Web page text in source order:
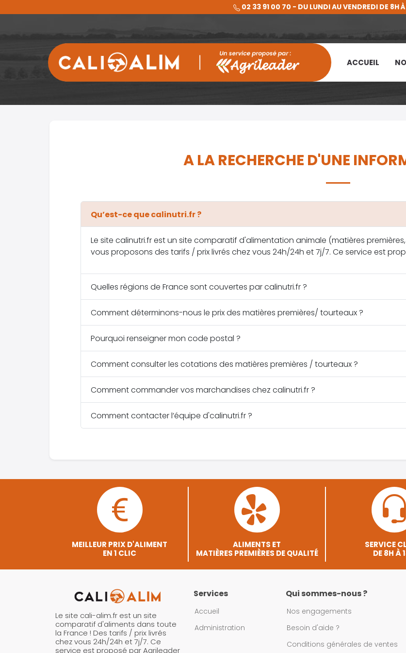
02 33 91 00 70 - DU LUNDI AU VENDREDI DE 8H À
ACCUEIL
A LA RECHERCHE D'UNE
Qu’est-ce que calinutri.fr ?
Le site calinutri.fr est un site comparatif d'alimentation animale (matières
vous proposons des tarifs / prix livrés chez vous 24h/24h et 7j/7. Ce service est
Quelles régions de France sont couvertes par calinutri.fr ?
Comment déterminons-nous le prix des matières premières/ tourteaux ?
Pourquoi renseigner mon code postal ?
Comment consulter les cotations des matières premières / tourteaux ?
Comment commander vos marchandises chez calinutri.fr ?
Comment contacter l’équipe d'calinutri.fr ?
MEILLEUR PRIX D'ALIMENT
EN 1 CLIC
ALIMENTS ET
MATIÈRES PREMIÈRES DE QUALITÉ
SERVICE
DE 8H À
Le site cali-alim.fr est un site
comparatif d'aliments dans toute
la France ! Des tarifs / prix livrés
chez vous 24h/24h et 7j/7. Ce
service est proposé par Agrileader
Services
Accueil
Administration
Qui sommes-nous ?
Nos engagements
Besoin d'aide ?
Conditions générales de ventes